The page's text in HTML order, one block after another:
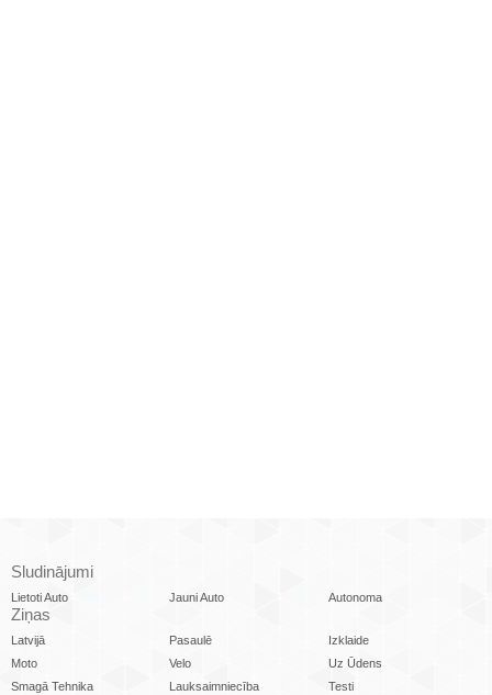
Sludinājumi
Lietoti Auto Jauni Auto Autonoma
Ziņas
Latvijā Pasaulē
Izklaide
Moto
Velo
Uz Ūdens
Smagā Tehnika
Lauksaimniecība
Testi